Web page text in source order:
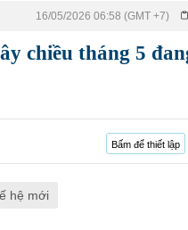
16/05/2026 06:58 (GMT +7)
chiều tháng 5
Bấm để thiết lập
hệ mới